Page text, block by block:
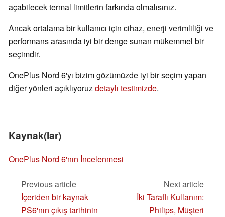
açabilecek termal limitlerin farkında olmalısınız.
Ancak ortalama bir kullanıcı için cihaz, enerji verimliliği ve
performans arasında iyi bir denge sunan mükemmel bir
seçimdir.
OnePlus Nord 6'yı bizim gözümüzde iyi bir seçim yapan
diğer yönleri açıklıyoruzdetaylı testimizde.
Kaynak(lar)
OnePlus Nord 6'nın İncelenmesi
Previous article
İçeriden bir kaynak
PS6'nın çıkış tarihinin
Next article
İki Taraflı Kullanım:
Philips, Müşteri